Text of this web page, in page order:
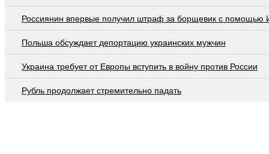
Россиянин впервые получил штраф за борщевик с помощью
Польша обсуждает депортацию украинских мужчин
Украина требует от Европы вступить в войну против России
Рубль продолжает стремительно падать